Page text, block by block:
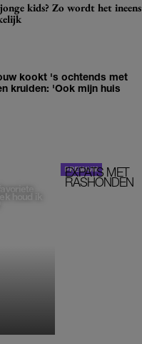
kids? Zo wordt het ineens
kookt 's ochtends met
kruiden: 'Ook mijn huis
houd ik
EXPATS MET
RASHONDEN